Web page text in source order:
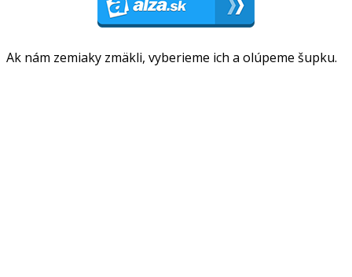
Ak nám zemiaky zmäkli, vyberieme ich a olúpeme šupku.